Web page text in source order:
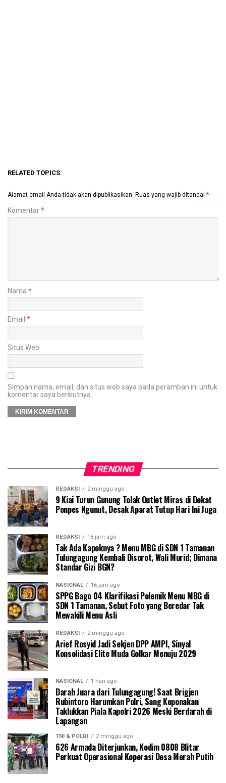
RELATED TOPICS:
Alamat email Anda tidak akan dipublikasikan. Ruas yang wajib ditandai *
Komentar*
Nama *
Email *
Situs Web
Simpan nama, email, dan situs web saya pada peramban ini untuk
komentar saya berikutnya.
TRENDING
REDAKSI 2 minggu ago
9 Kiai Turun Gunung Tolak Outlet Miras di Dekat
Ponpes Ngunut, Desak Aparat Tutup Hari Ini Juga
REDAKSI 18 jam ago
Tak Ada Kapoknya ? Menu MBG di SDN 1 Tamanan
Tulungagung Kembali Disorot, Wali Murid; Dimana
Standar Gizi BGN?
NASIONAL 16 jam ago
SPPG Bago 04 Klarifikasi Polemik Menu MBG di
SDN 1 Tamanan, Sebut Foto yang Beredar Tak
Mewakili Menu Asli
REDAKSI 2 minggu ago
Arief Rosyid Jadi Sekjen DPP AMPI, Sinyal
Konsolidasi Elite Muda Golkar Menuju 2029
NASIONAL 1 hari ago
Darah Juara dari Tulungagung! Saat Brigjen
Rubintoro Harumkan Polri, Sang Keponakan
Taklukkan Piala Kapolri 2026 Meski Berdarah di
Lapangan
TNI & POLRI 2 minggu ago
626 Armada Diterjunkan, Kodim 0808 Blitar
Perkuat Operasional Koperasi Desa Merah Putih